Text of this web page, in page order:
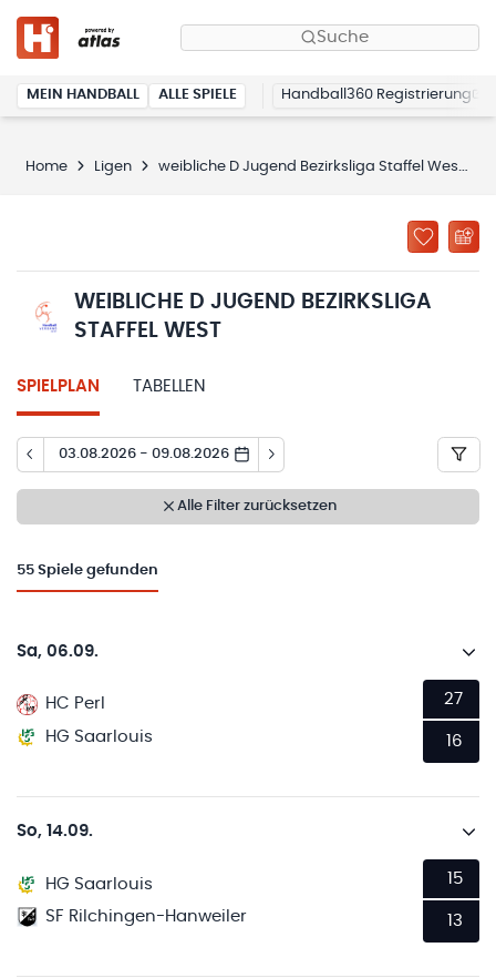
Suche
MEIN HANDBALL ALLE SPIELE Handball360 Registrierung
Home Ligen weibliche D Jugend Bezirksliga Staffel West
WEIBLICHE D JUGEND BEZIRKSLIGA
STAFFEL WEST
SPIELPLAN TABELLEN
03.08.2026 - 09.08.2026
Alle Filter zurücksetzen
55 Spiele gefunden
Sa, 06.09.
HC Perl
HG Saarlouis
27
16
So, 14.09.
HG Saarlouis
SF Rilchingen-Hanweiler
15
13